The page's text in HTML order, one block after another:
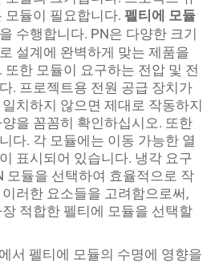
모듈이 필요합니다. 펠티에 모듈
수행합니다. PN은 다양한 크기
설계에 완벽하게 맞는 제품을
또한 모듈이 요구하는 전압 및 전
. 프로젝트용 전원 공급 장치가
치하지 않으면 제대로 작동하지
을 꼼꼼히 확인하십시오. 또한
다. 각 모듈에는 이동 가능한 열
표시되어 있습니다. 냉각 요구
모듈을 선택하여 효율적으로 작
러한 요소들을 고려함으로써,
적합한 펠티에 모듈을 선택할
서 펠티에 모듈의 수명에 영향을